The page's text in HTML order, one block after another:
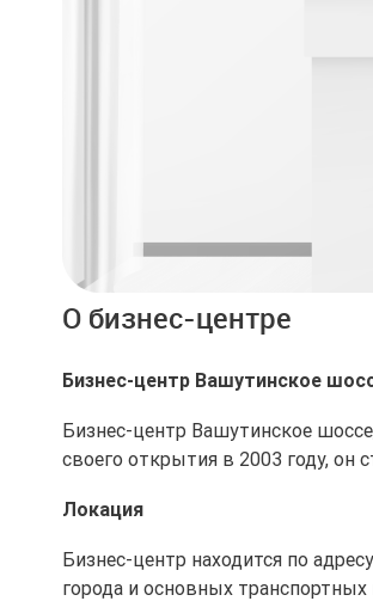
О бизнес-центре
Бизнес-центр Вашутинское
Бизнес-центр Вашутинское
своего открытия в 2003 году, он
Локация
Бизнес-центр находится по
города и основных